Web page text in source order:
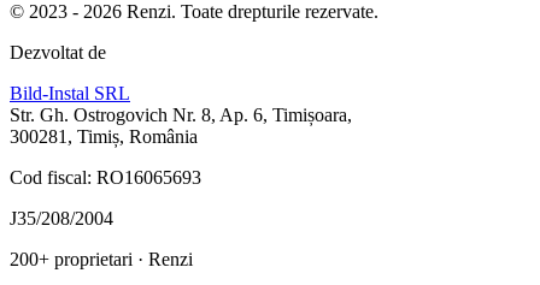
© 2023 - 2026 Renzi. Toate drepturile rezervate.
Dezvoltat de
Bild-Instal SRL
Str. Gh. Ostrogovich Nr. 8, Ap. 6, Timișoara,
300281, Timiș, România
Cod fiscal: RO16065693
J35/208/2004
200+ proprietari · Renzi